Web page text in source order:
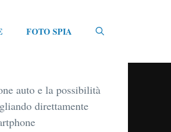
FOTO SPIA
auto e la possibilità
direttamente